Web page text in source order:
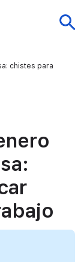
chistes para